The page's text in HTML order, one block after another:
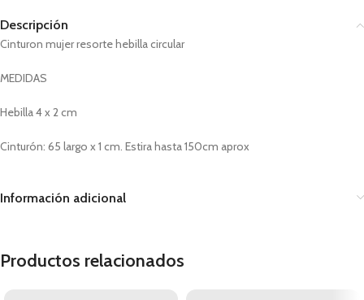
Descripción
Cinturon mujer resorte hebilla circular
MEDIDAS
Hebilla 4 x 2 cm
Cinturón: 65 largo x 1 cm. Estira hasta 150cm aprox
Información adicional
Productos relacionados